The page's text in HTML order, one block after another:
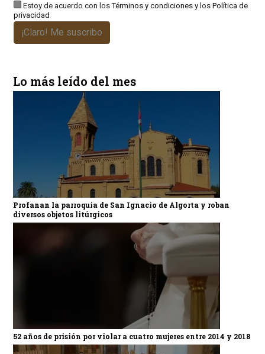
Estoy de acuerdo con losTérminos y condicionesy los Política de
privacidad
¡Claro! Me suscribo
Lo más leído del mes
Profanan la parroquia de San Ignacio de Algorta y roban
diversos objetos litúrgicos
52 años de prisión por violar a cuatro mujeres entre 2014 y 2018